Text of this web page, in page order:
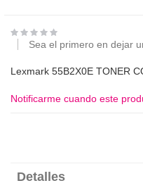
Sea el primero en dejar
Lexmark 55B2X0E TONER
Notificarme cuando este
Detalles